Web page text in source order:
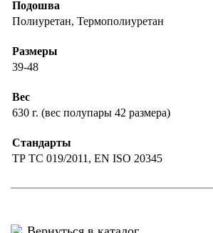
Подошва
Полиуретан, Термополиуретан
Размеры
39-48
Вес
630 г. (вес полупары 42 размера)
Стандарты
ТР ТС 019/2011, EN ISO 20345